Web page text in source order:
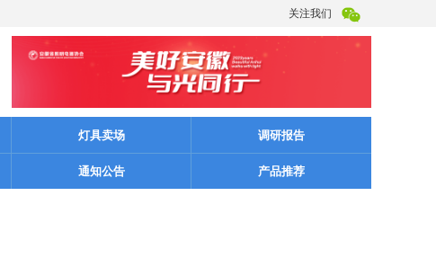
关注我们
灯具卖场 调研报告
通知公告 产品推荐